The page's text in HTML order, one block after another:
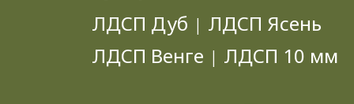
ЛДСП Дуб | ЛДСП Ясень
ЛДСП Венге | ЛДСП 10 мм